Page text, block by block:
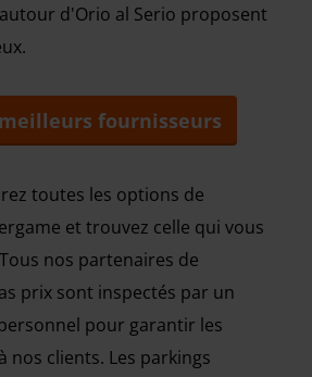
d'Orio al Serio proposent
fournisseurs
toutes les options de
et trouvez celle qui vous
nos partenaires de
prix sont inspectés par un
pour garantir les
nos clients. Les parkings